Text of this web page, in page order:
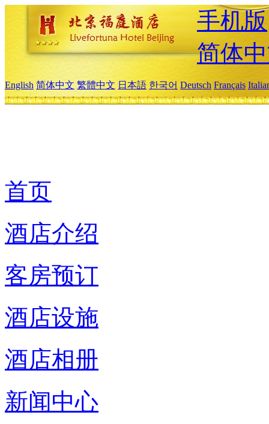
手机版
简体
English 简体中文 繁體中文 日本語 한국어 Deutsch Français
首页
酒店介绍
客房预订
酒店设施
酒店相册
新闻中心